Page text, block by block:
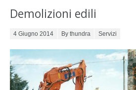
Demolizioni edili
Posted on
4 Giugno 2014 By thundra Servizi